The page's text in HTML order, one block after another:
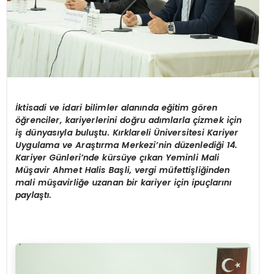
İktisadi ve idari bilimler alanında eğitim gören
öğrenciler, kariyerlerini doğru adımlarla çizmek için
iş dünyasıyla buluştu. Kırklareli Üniversitesi Kariyer
Uygulama ve Araştırma Merkezi’nin düzenlediği 14.
Kariyer Günleri’nde kürsüye çıkan Yeminli Mali
Müşavir Ahmet Halis Başli, vergi müfettişliğinden
mali müşavirliğe uzanan bir kariyer için ipuçlarını
paylaştı.